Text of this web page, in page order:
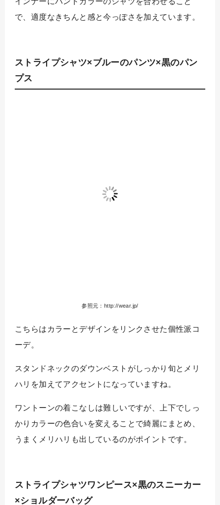
で、適度なきちんと感と今っぽさを加えています。
ストライプシャツ×ブルーのパンツ×黒のパン
プス
参照元：http://wear.jp/
こちらはカラーとデザインをリンクさせた個性派コ
ーデ。
スタンドネックのダウンベストがしっかり旬とメリ
ハリを加えてアクセントになっていますね。
ワントーンの着こなしは難しいですが、上下でしっ
かりカラーの色合いを変えることで綺麗にまとめ、
うまくメリハリも出しているのがポイントです。
ストライプシャツワンピース×黒のスニーカー
×ショルダーバッグ